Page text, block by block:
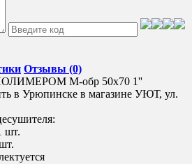
Отзывы (0)
ПОЛИМЕРОМ М-обр 50x70 1''
в Урюпинске в магазине УЮТ, ул.
шт.